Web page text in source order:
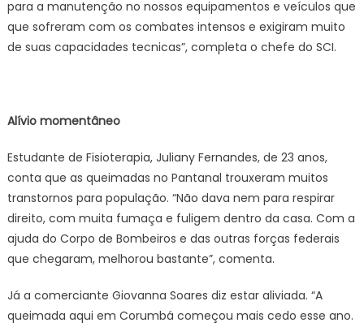
para a manutenção no nossos equipamentos e veículos que
que sofreram com os combates intensos e exigiram muito
de suas capacidades tecnicas”, completa o chefe do SCI.
Alívio momentâneo
Estudante de Fisioterapia, Juliany Fernandes, de 23 anos,
conta que as queimadas no Pantanal trouxeram muitos
transtornos para população. “Não dava nem para respirar
direito, com muita fumaça e fuligem dentro da casa. Com a
ajuda do Corpo de Bombeiros e das outras forças federais
que chegaram, melhorou bastante”, comenta.
Já a comerciante Giovanna Soares diz estar aliviada. “A
queimada aqui em Corumbá começou mais cedo esse ano.